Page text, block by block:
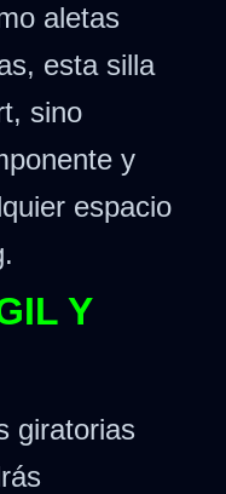
aletas
esta silla
sino
y
espacio
Y
giratorias